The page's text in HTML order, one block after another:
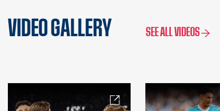
VIDEO GALLERY SEE ALL VIDEOS